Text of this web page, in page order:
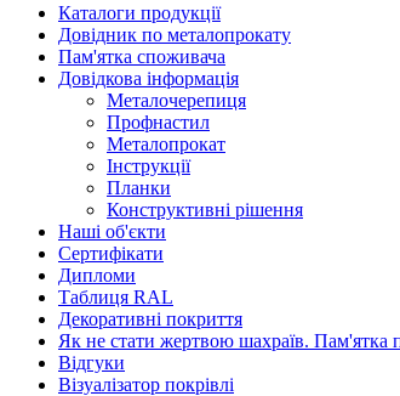
Каталоги продукції
Довідник по металопрокату
Пам'ятка споживача
Довідкова інформація
Металочерепиця
Профнастил
Металопрокат
Інструкції
Планки
Конструктивні рішення
Наші об'єкти
Сертифікати
Дипломи
Таблиця RAL
Декоративні покриття
Як не стати жертвою шахраїв. Пам'ятка
Відгуки
Візуалізатор покрівлі